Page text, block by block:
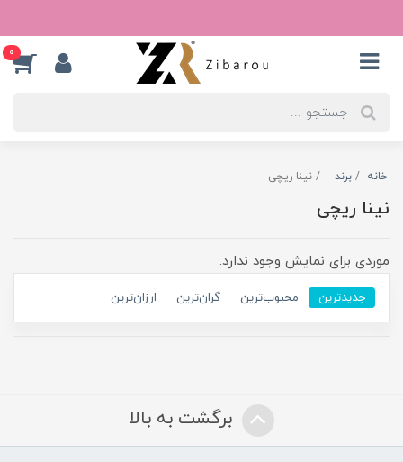
0
خانه برند نینا ریچی
نینا ریچی
موردی برای نمایش وجود ندارد.
جدیدترین محبوب‌ترین گران‌ترین ارزان‌ترین
برگشت به بالا